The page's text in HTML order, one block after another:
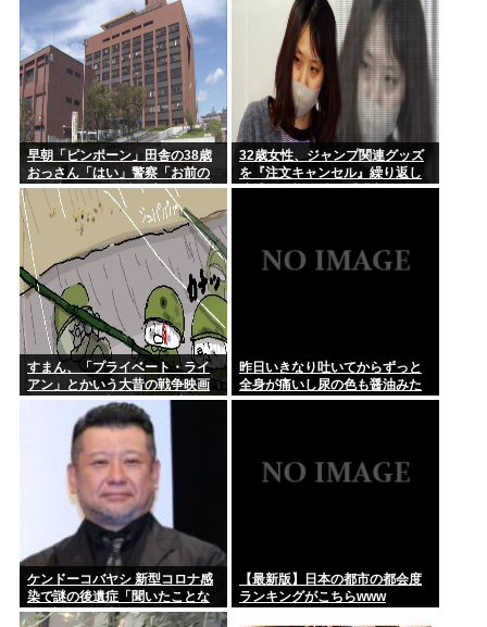
早朝「ピンポーン」田舎の38歳
おっさん「はい」警察「お前の
PCを調べる」全米行方不明・被
児童搾取センターからの通報に
より児ホ゜画像を発見、逮捕
32歳女性、ジャンプ関連グッズ
を『注文キャンセル』繰り返し
逮捕。総額43億。「購入した気
すまん、「プライベート・ライ
アン」とかいう大昔の戦争映画
見てみたら最初の30分で地獄な
んだが…これずっと続く感じ？
昨日いきなり吐いてからずっと
全身が痛いし尿の色も醤油みた
いになってるんだけど
ケンドーコバヤシ 新型コロナ感
染で謎の後遺症「聞いたことな
い。調べても出てこない」
【最新版】日本の都市の都会度
ランキングがこちらwww